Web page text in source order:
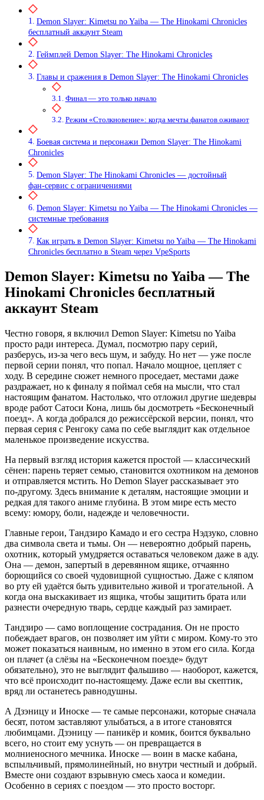
Demon Slayer: Kimetsu no Yaiba — The Hinokami Chronicles
бесплатный аккаунт Steam
Геймплей Demon Slayer: The Hinokami Chronicles
Главы и сражения в Demon Slayer: The Hinokami Chronicles
Финал — это только начало
Режим «Столкновение»: когда мечты фанатов оживают
Боевая система и персонажи Demon Slayer: The Hinokami
Chronicles
Demon Slayer: The Hinokami Chronicles — достойный
фан‑сервис с ограничениями
Demon Slayer: Kimetsu no Yaiba — The Hinokami Chronicles —
системные требования
Как играть в Demon Slayer: Kimetsu no Yaiba — The Hinokami
Chronicles бесплатно в Steam через VpeSports
Demon Slayer: Kimetsu no Yaiba — The
Hinokami Chronicles бесплатный
аккаунт Steam
Честно говоря, я включил Demon Slayer: Kimetsu no Yaiba
просто ради интереса. Думал, посмотрю пару серий,
разберусь, из‑за чего весь шум, и забуду. Но нет — уже после
первой серии понял, что попал. Начало мощное, цепляет с
ходу. В середине сюжет немного проседает, местами даже
раздражает, но к финалу я поймал себя на мысли, что стал
настоящим фанатом. Настолько, что отложил другие шедевры
вроде работ Сатоси Кона, лишь бы досмотреть «Бесконечный
поезд». А когда добрался до режиссёрской версии, понял, что
первая серия с Ренгоку сама по себе выглядит как отдельное
маленькое произведение искусства.
На первый взгляд история кажется простой — классический
сёнен: парень теряет семью, становится охотником на демонов
и отправляется мстить. Но Demon Slayer рассказывает это
по‑другому. Здесь внимание к деталям, настоящие эмоции и
редкая для такого аниме глубина. В этом мире есть место
всему: юмору, боли, надежде и человечности.
Главные герои, Тандзиро Камадо и его сестра Нэдзуко, словно
два символа света и тьмы. Он — невероятно добрый парень,
охотник, который умудряется оставаться человеком даже в аду.
Она — демон, запертый в деревянном ящике, отчаянно
борющийся со своей чудовищной сущностью. Даже с кляпом
во рту ей удаётся быть удивительно живой и трогательной. А
когда она выскакивает из ящика, чтобы защитить брата или
разнести очередную тварь, сердце каждый раз замирает.
Тандзиро — само воплощение сострадания. Он не просто
побеждает врагов, он позволяет им уйти с миром. Кому‑то это
может показаться наивным, но именно в этом его сила. Когда
он плачет (а слёзы на «Бесконечном поезде» будут
обязательно), это не выглядит фальшиво — наоборот, кажется,
что всё происходит по‑настоящему. Даже если вы скептик,
вряд ли останетесь равнодушны.
А Дзэницу и Иноске — те самые персонажи, которые сначала
бесят, потом заставляют улыбаться, а в итоге становятся
любимцами. Дзэницу — паникёр и комик, боится буквально
всего, но стоит ему уснуть — он превращается в
молниеносного мечника. Иноске — воин в маске кабана,
вспыльчивый, прямолинейный, но внутри честный и добрый.
Вместе они создают взрывную смесь хаоса и комедии.
Особенно в сериях с поездом — это просто восторг.